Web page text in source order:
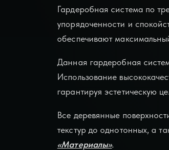
Гардеробная система по
упорядоченности и
обеспечивают
Данная гардеробная
Использование
гарантируя эстетическую
Все деревянные
текстур до однотонных, а
«Материалы».